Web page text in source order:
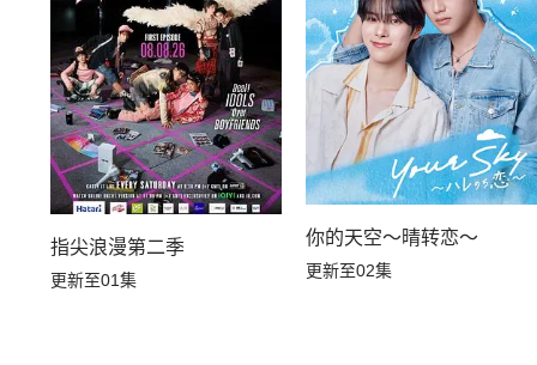
指尖浪漫第二季
更新至01集
你的天空～晴转恋～
更新至02集